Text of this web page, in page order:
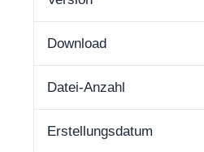
Download
Datei-Anzahl
Erstellungsdatum